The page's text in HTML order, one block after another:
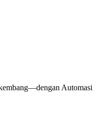
Automasi